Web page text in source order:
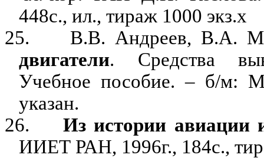
448с., ил., тираж 1000 экз.х
25.
В.В. Андреев, В.А.
двигатели. Средства
Учебное пособие. – б/м:
указан.
26.
Из истории авиации
ИИЕТ РАН, 1996г., 184с.,